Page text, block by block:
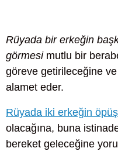
Rüyada bir erkeğin
görmesimutlu bir
göreve getirileceğine
alamet eder.
Rüyada iki erkeğin
olacağına, buna
bereket geleceğine